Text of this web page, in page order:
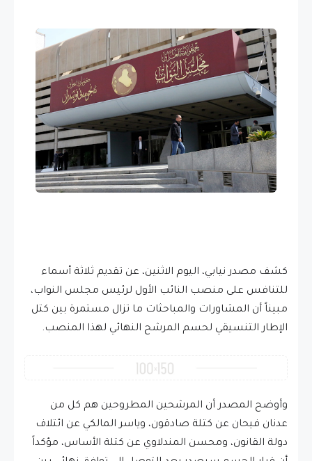
كشف مصدر نيابي، اليوم الاثنين، عن تقديم ثلاثة أسماء
للتنافس على منصب النائب الأول لرئيس مجلس النواب،
مبيناً أن المشاورات والمباحثات ما تزال مستمرة بين كتل
الإطار التنسيقي لحسم المرشح النهائي لهذا المنصب.
وأوضح المصدر أن المرشحين المطروحين هم كل من
عدنان فيحان عن كتلة صادقون، وياسر المالكي عن ائتلاف
دولة القانون، ومحسن المندلاوي عن كتلة الأساس، مؤكداً